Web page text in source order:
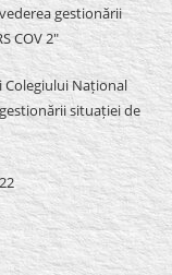
gestionării
COV 2″
Colegiului Național
situației de